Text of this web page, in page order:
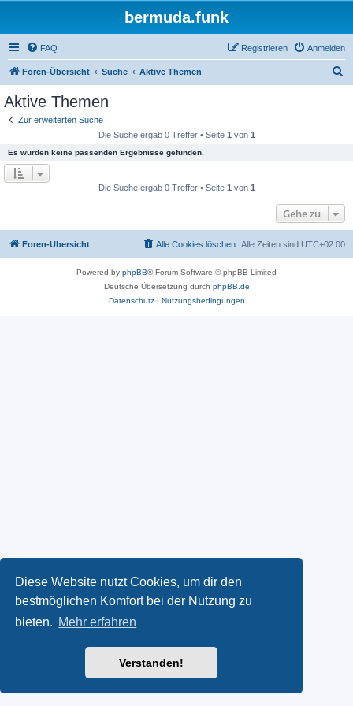
Diese Website nutzt Cookies, um dir den
bestmöglichen Komfort bei der Nutzung zu
bieten. Mehr erfahren
Verstanden!
bermuda.funk
FAQ Anmelden
Registrieren
Foren-Übersicht Suche Aktive Themen
Aktive Themen
Zur erweiterten Suche
Die Suche ergab 0 Treffer • Seite 1 von 1
Es wurden keine passenden Ergebnisse gefunden.
Die Suche ergab 0 Treffer • Seite 1 von 1
Gehe zu
Foren-Übersicht Alle Zeiten sind UTC+02:00
Alle Cookies löschen
Powered by phpBB® Forum Software © phpBB Limited
Deutsche Übersetzung durch phpBB.de
Datenschutz| Nutzungsbedingungen